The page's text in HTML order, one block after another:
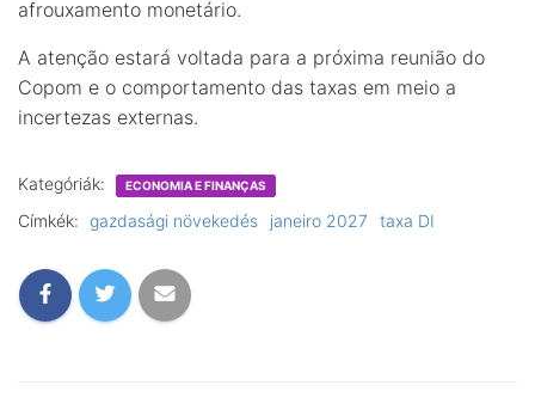
afrouxamento monetário.
A atenção estará voltada para a próxima reunião do
Copom e o comportamento das taxas em meio a
incertezas externas.
Kategóriák: ECONOMIA E FINANÇAS
Címkék: gazdasági növekedés janeiro 2027 taxa DI